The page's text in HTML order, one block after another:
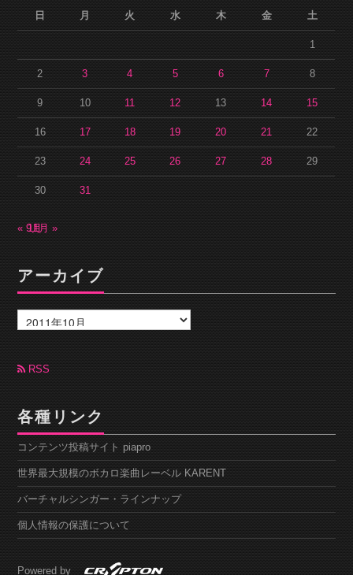
日
月 火 水 木 金 土
1
2 3 4 5 6 7 8
9 10 11 12 13 14 15
16 17 18 19 20 21 22
23 24 25 26 27 28 29
30 31
« 9月
11月 »
アーカイブ
ー
カ
ブ RSS
各種リンク
コンテンツ投稿サイト piapro
世界最大規模のボカロ楽曲レーベル KARENT
バーチャルシンガー・ラインナップ
個人情報の保護について
Powered by